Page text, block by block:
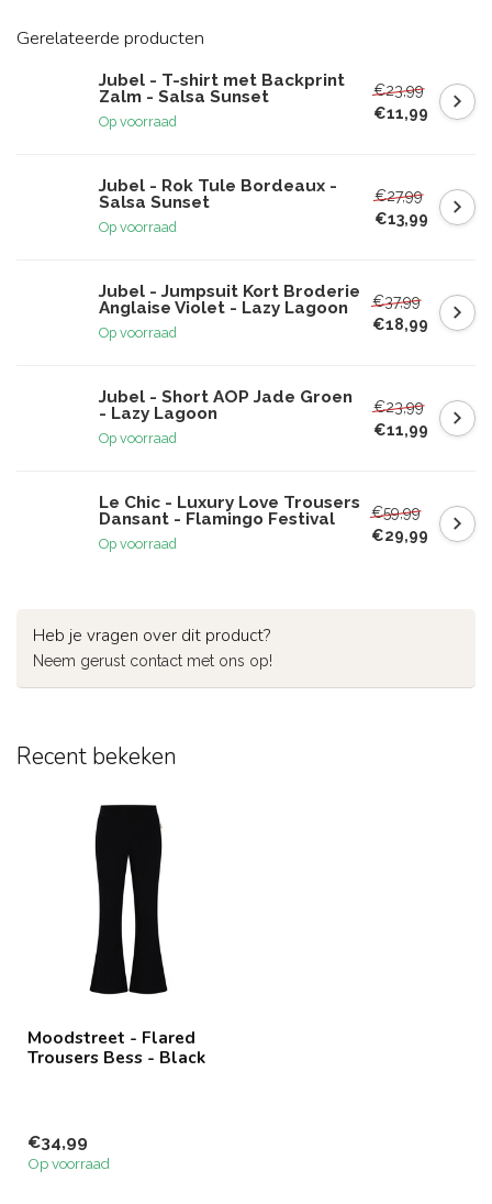
Gerelateerde producten
Jubel - T-shirt met Backprint
Zalm - Salsa Sunset
Op voorraad
€23,99
€11,99
Jubel - Rok Tule Bordeaux -
Salsa Sunset
Op voorraad
€27,99
€13,99
Jubel - Jumpsuit Kort Broderie
Anglaise Violet - Lazy Lagoon
Op voorraad
€37,99
€18,99
Jubel - Short AOP Jade Groen
- Lazy Lagoon
Op voorraad
€23,99
€11,99
Le Chic - Luxury Love Trousers
Dansant - Flamingo Festival
Op voorraad
€59,99
€29,99
Heb je vragen over dit product?
Neem gerust contact met ons op!
Recent bekeken
Moodstreet - Flared
Trousers Bess - Black
€34,99
Op voorraad